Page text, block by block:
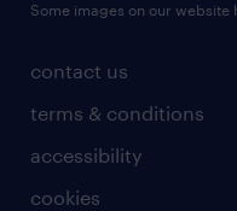
contact us
terms & conditions
accessibility
cookies
Some images on our website